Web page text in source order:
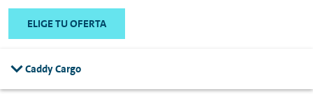
ELIGE TU OFERTA
Caddy Cargo